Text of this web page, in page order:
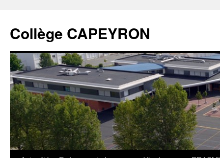
Collège CAPEYRON